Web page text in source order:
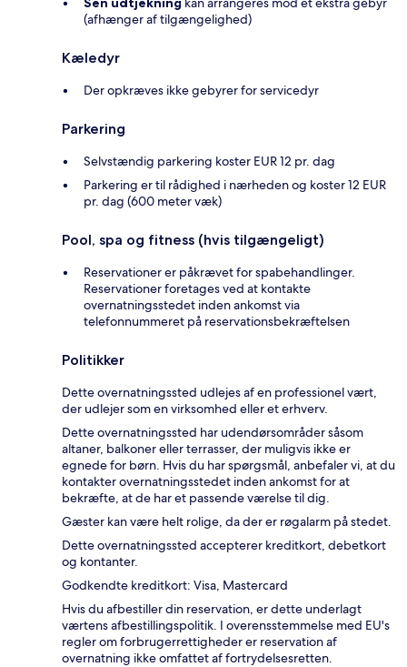
(afhænger af tilgængelighed)
Kæledyr
Der opkræves ikke gebyrer for servicedyr
Parkering
Selvstændig parkering koster EUR 12 pr. dag
Parkering er til rådighed i nærheden og koster 12 EUR
pr. dag (600 meter væk)
Pool, spa og fitness (hvis tilgængeligt)
Reservationer er påkrævet for spabehandlinger.
Reservationer foretages ved at kontakte
overnatningsstedet inden ankomst via
telefonnummeret på reservationsbekræftelsen
Politikker
Dette overnatningssted udlejes af en professionel vært,
der udlejer som en virksomhed eller et erhverv.
Dette overnatningssted har udendørsområder såsom
altaner, balkoner eller terrasser, der muligvis ikke er
egnede for børn. Hvis du har spørgsmål, anbefaler vi, at du
kontakter overnatningsstedet inden ankomst for at
bekræfte, at de har et passende værelse til dig.
Gæster kan være helt rolige, da der er røgalarm på stedet.
Dette overnatningssted accepterer kreditkort, debetkort
og kontanter.
Godkendte kreditkort: Visa, Mastercard
Hvis du afbestiller din reservation, er dette underlagt
værtens afbestillingspolitik. I overensstemmelse med EU's
regler om forbrugerrettigheder er reservation af
overnatning ikke omfattet af fortrydelsesretten.